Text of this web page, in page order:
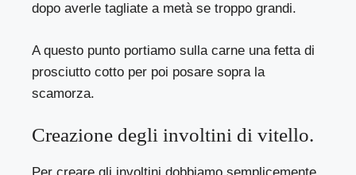
dopo averle tagliate a metà se troppo grandi.
A questo punto portiamo sulla carne una fetta di
prosciutto cotto per poi posare sopra la
scamorza.
Creazione degli involtini di vitello.